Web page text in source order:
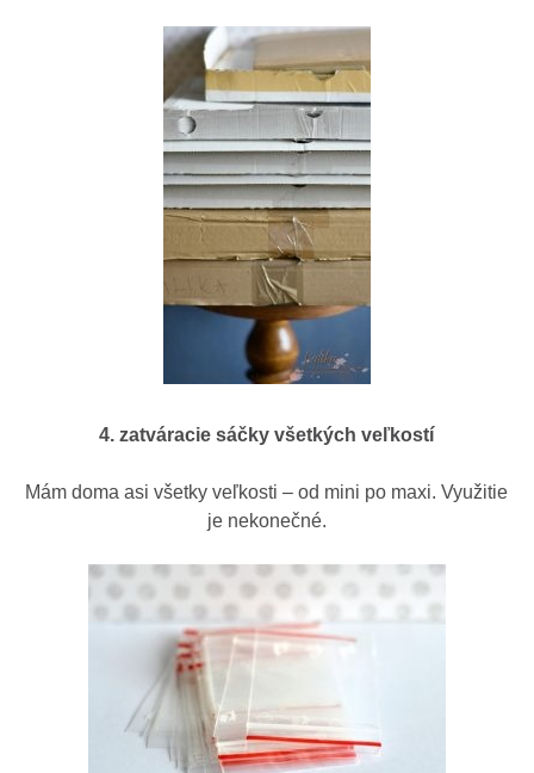
4. zatváracie sáčky všetkých veľkostí
Mám doma asi všetky veľkosti – od mini po maxi. Využitie
je nekonečné.